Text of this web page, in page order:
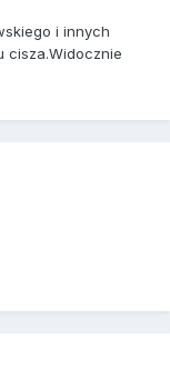
i innych
cisza.Widocznie